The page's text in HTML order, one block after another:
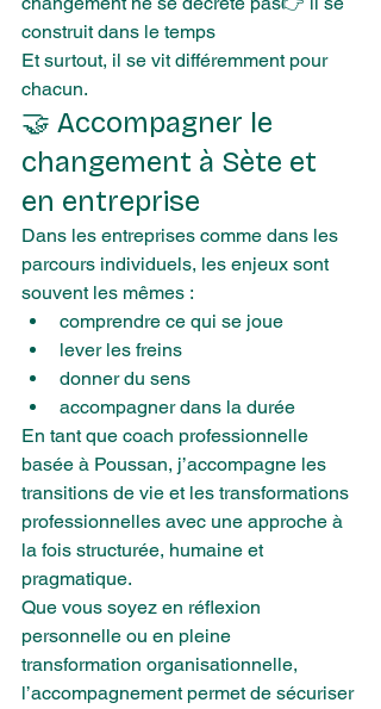
construit dans le temps
Et surtout, il se vit différemment pour
chacun.
🤝 Accompagner le
changement à Sète et
en entreprise
Dans les entreprises comme dans les
parcours individuels, les enjeux sont
souvent les mêmes :
comprendre ce qui se joue
lever les freins
donner du sens
accompagner dans la durée
En tant que coach professionnelle
basée à Poussan, j’accompagne les
transitions de vie et les transformations
professionnelles avec une approche à
la fois structurée, humaine et
pragmatique.
Que vous soyez en réflexion
personnelle ou en pleine
transformation organisationnelle,
l’accompagnement permet de sécuriser